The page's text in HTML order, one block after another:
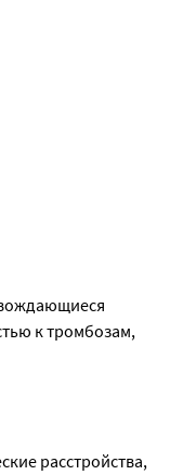
к тромбозам,
расстройства,